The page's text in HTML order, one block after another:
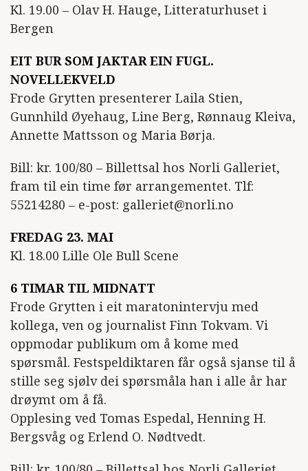
Kl. 19.00 – Olav H. Hauge, Litteraturhuset i
Bergen
EIT BUR SOM JAKTAR EIN FUGL.
NOVELLEKVELD
Frode Grytten presenterer Laila Stien,
Gunnhild Øyehaug, Line Berg, Rønnaug Kleiva,
Annette Mattsson og Maria Børja.
Bill: kr. 100/80 – Billettsal hos Norli Galleriet,
fram til ein time før arrangementet. Tlf:
55214280 – e-post: galleriet@norli.no
FREDAG 23. MAI
Kl. 18.00 Lille Ole Bull Scene
6 TIMAR TIL MIDNATT
Frode Grytten i eit maratonintervju med
kollega, ven og journalist Finn Tokvam. Vi
oppmodar publikum om å kome med
spørsmål. Festspeldiktaren får også sjanse til å
stille seg sjølv dei spørsmåla han i alle år har
drøymt om å få.
Opplesing ved Tomas Espedal, Henning H.
Bergsvåg og Erlend O. Nødtvedt.